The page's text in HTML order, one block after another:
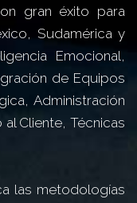
gran éxito para
Sudamérica y
Emocional,
de Equipos
Administración
Cliente, Técnicas
las metodologías